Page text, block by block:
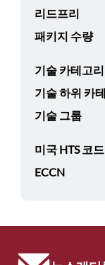
리드프리
패키지 수량
기술 카테고리
기술 하위 카
기술 그룹
미국 HTS 코드
ECCN